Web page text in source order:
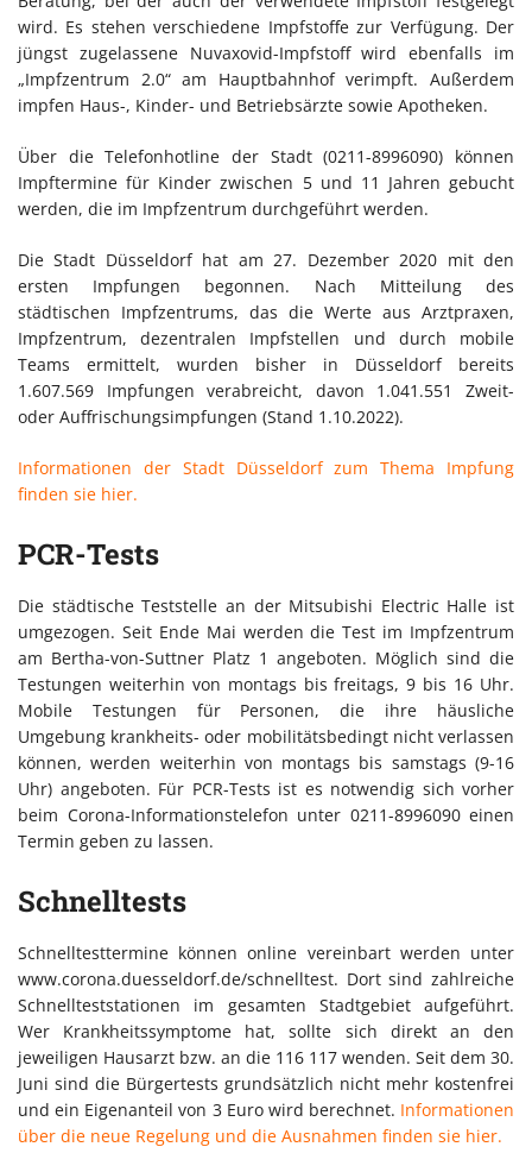
wird. Es stehen verschiedene Impfstoffe zur Verfügung. Der
jüngst zugelassene Nuvaxovid-Impfstoff wird ebenfalls im
„Impfzentrum 2.0“ am Hauptbahnhof verimpft. Außerdem
impfen Haus-, Kinder- und Betriebsärzte sowie Apotheken.
Über die Telefonhotline der Stadt (0211-8996090) können
Impftermine für Kinder zwischen 5 und 11 Jahren gebucht
werden, die im Impfzentrum durchgeführt werden.
Die Stadt Düsseldorf hat am 27. Dezember 2020 mit den
ersten Impfungen begonnen. Nach Mitteilung des
städtischen Impfzentrums, das die Werte aus Arztpraxen,
Impfzentrum, dezentralen Impfstellen und durch mobile
Teams ermittelt, wurden bisher in Düsseldorf bereits
1.607.569 Impfungen verabreicht, davon 1.041.551 Zweit-
oder Auffrischungsimpfungen (Stand 1.10.2022).
Informationen der Stadt Düsseldorf zum Thema Impfung
finden sie hier.
PCR-Tests
Die städtische Teststelle an der Mitsubishi Electric Halle ist
umgezogen. Seit Ende Mai werden die Test im Impfzentrum
am Bertha-von-Suttner Platz 1 angeboten. Möglich sind die
Testungen weiterhin von montags bis freitags, 9 bis 16 Uhr.
Mobile Testungen für Personen, die ihre häusliche
Umgebung krankheits- oder mobilitätsbedingt nicht verlassen
können, werden weiterhin von montags bis samstags (9-16
Uhr) angeboten. Für PCR-Tests ist es notwendig sich vorher
beim Corona-Informationstelefon unter 0211-8996090 einen
Termin geben zu lassen.
Schnelltests
Schnelltesttermine können online vereinbart werden unter
www.corona.duesseldorf.de/schnelltest. Dort sind zahlreiche
Schnellteststationen im gesamten Stadtgebiet aufgeführt.
Wer Krankheitssymptome hat, sollte sich direkt an den
jeweiligen Hausarzt bzw. an die 116 117 wenden. Seit dem 30.
Juni sind die Bürgertests grundsätzlich nicht mehr kostenfrei
und ein Eigenanteil von 3 Euro wird berechnet. Informationen
über die neue Regelung und die Ausnahmen finden sie hier.